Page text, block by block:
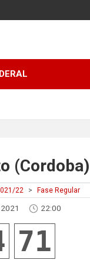
(Cordoba)
22 > Fase Regular
22:00
71